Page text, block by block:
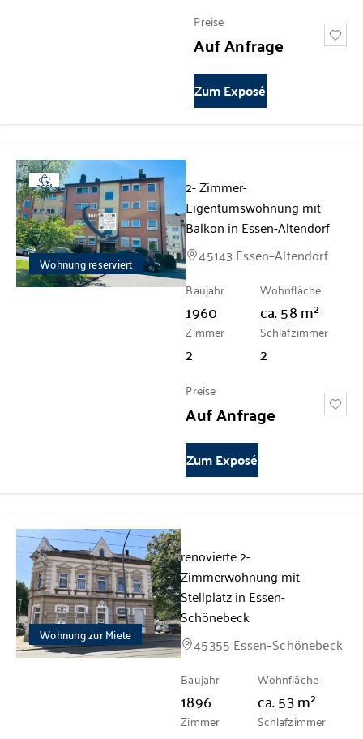
Preise
Auf Anfrage
Zum Exposé
360°
Wohnung reserviert
2- Zimmer-
Eigentumswohnung mit
Balkon in Essen-Altendorf
45143 Essen–Altendorf
Baujahr
1960
Wohnfläche
ca.58m²
Zimmer
2
Schlafzimmer
2
Preise
Auf Anfrage
Zum Exposé
Wohnung zur Miete
renovierte 2-
Zimmerwohnung mit
Stellplatz in Essen-
Schönebeck
45355 Essen–Schönebeck
Baujahr
1896
Wohnfläche
ca.53m²
Zimmer Schlafzimmer